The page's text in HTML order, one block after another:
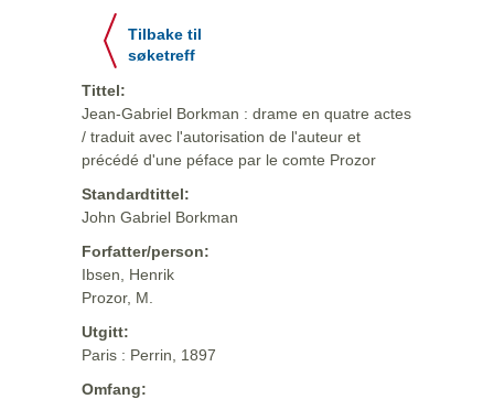
Tilbake til
søketreff
Tittel:
Jean-Gabriel Borkman : drame en quatre actes
/ traduit avec l'autorisation de l'auteur et
précédé d'une péface par le comte Prozor
Standardtittel:
John Gabriel Borkman
Forfatter/person:
Ibsen, Henrik
Prozor, M.
Utgitt:
Paris : Perrin, 1897
Omfang: